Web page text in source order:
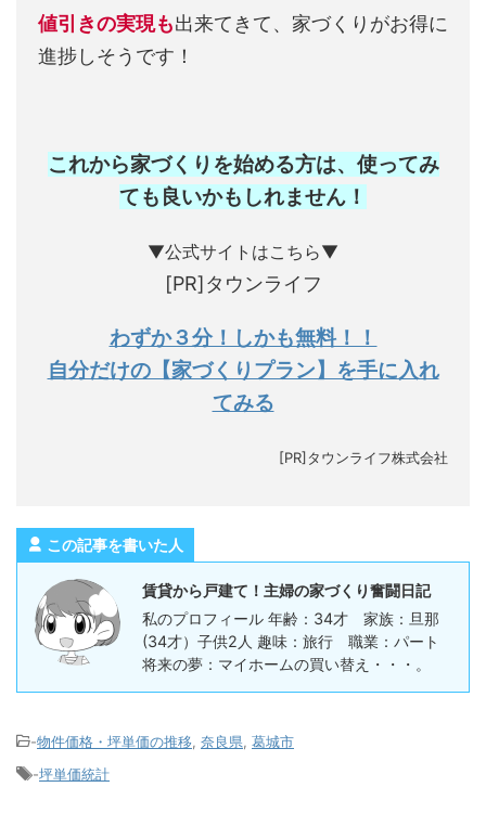
値引きの実現も出来てきて、家づくりがお得に
進捗しそうです！
これから家づくりを始める方は、使ってみ
ても良いかもしれません ！
▼公式サイトはこちら▼
[PR]タウンライフ
わずか３分！しかも無料！！
自分だけの【家づくりプラン】を手に入れ
てみる
[PR]タウンライフ株式会社
この記事を書いた人
賃貸から戸建て！主婦の家づくり奮闘日記
私のプロフィール 年齢：34才 家族：旦那
(34才）子供2人 趣味：旅行 職業：パート
将来の夢：マイホームの買い替え・・・。
-物件価格・坪単価の推移 奈良県 葛城市
-坪単価統計